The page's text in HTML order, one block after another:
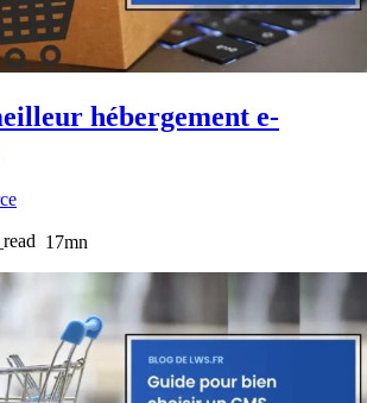
hébergement e-
17mn